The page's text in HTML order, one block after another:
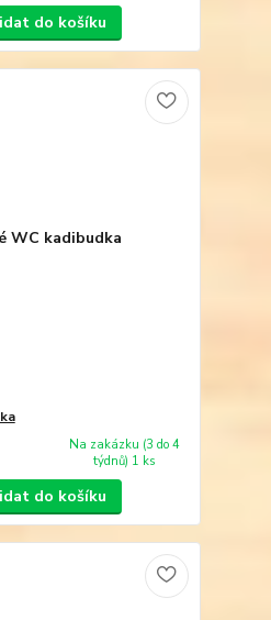
do košíku
Na zakázku (3 do 4
týdnů) 1 ks
do košíku